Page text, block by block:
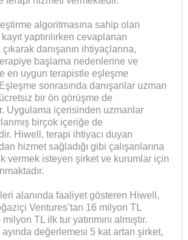
algoritmasına sahip olan
yaptırılırken cevaplanan
danışanın ihtiyaçlarına,
başlama nedenlerine ve
en uygun terapistle eşleşme
sonrasında danışanlar uzman
bir ön görüşme de
Uygulama içerisinden uzmanlar
birçok içeriğe de
Hiwell, terapi ihtiyacı duyan
hizmet sağladığı gibi çalışanlarına
vermek isteyen şirket ve kurumlar için
alanında faaliyet gösteren Hiwell,
Ventures’tan 16 milyon TL
TL ilk tur yatırımını almıştır.
ayında değerlemesi 5 kat artan şirket,